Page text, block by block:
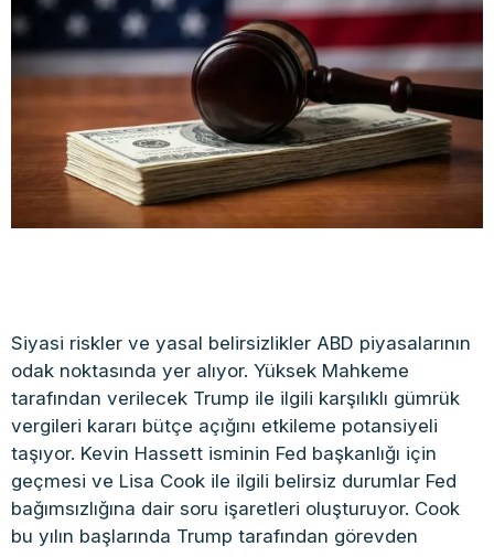
Siyasi riskler ve yasal belirsizlikler ABD piyasalarının
odak noktasında yer alıyor. Yüksek Mahkeme
tarafından verilecek Trump ile ilgili karşılıklı gümrük
vergileri kararı bütçe açığını etkileme potansiyeli
taşıyor. Kevin Hassett isminin Fed başkanlığı için
geçmesi ve Lisa Cook ile ilgili belirsiz durumlar Fed
bağımsızlığına dair soru işaretleri oluşturuyor. Cook
bu yılın başlarında Trump tarafından görevden